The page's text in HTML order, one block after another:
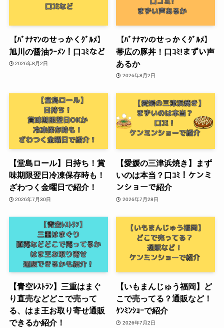
【ﾊﾞﾅﾅﾏﾝのせっかくｸﾞﾙﾒ】
旭川の醤油ﾗｰﾒﾝ！口ｺﾐなど
2026年8月2日
【ﾊﾞﾅﾅﾏﾝのせっかくｸﾞﾙﾒ】
帯広の豚丼！口ｺﾐ!まずい声
あるか
2026年8月2日
【堂島ロール】日持ち！賞
味期限翌日冷凍保存時も！
ざわつく金曜日で紹介！
2026年7月30日
【愛媛の三津浜焼き】まず
いのは本当？口ｺﾐ！ケンミ
ンショーで紹介
2026年7月28日
【青空ﾚｽﾄﾗﾝ】三重はまぐ
り直売などどこで売って
る、はま王お取り寄せ通販
できるか紹介！
【いもまんじゅう福岡】ど
こで売ってる？通販など！
ｹﾝﾐﾝｼｮｰで紹介
2026年7月2日